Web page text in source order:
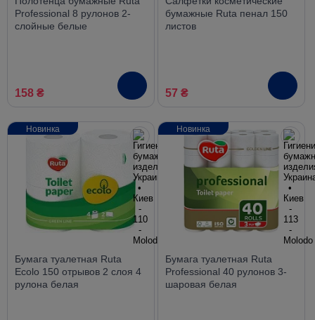
Professional 8 рулонов 2-
слойные белые
158 ₴
бумажные Ruta пенал 150
листов
57 ₴
Бумага туалетная Ruta
Ecolo 150 отрывов 2 слоя 4
рулона белая
Новинка
Бумага туалетная Ruta
Professional 40 рулонов 3-
шаровая белая
Новинка